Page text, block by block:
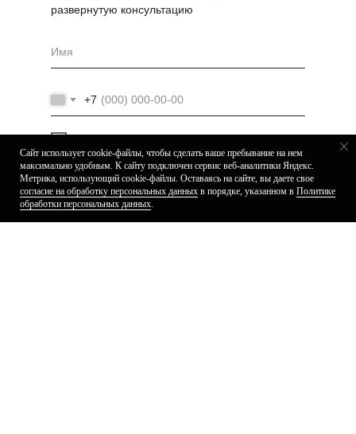
развернутую консультацию
+7
на обработкумоих персональных данных в порядке
и на условиях, указанных вПолитике обработки
персональных данных
Отправить
Быстро ответим в Telegram
Сайт использует cookie-файлы, чтобы сделать ваше пребывание на нем
максимально удобным. К cайту подключен сервис веб-аналитики Яндекс.
Метрика, использующий cookie-файлы. Оставаясь на сайте, вы даете свое
согласие на обработку персональных данных в порядке, указанном в П олитике
обработки персональных данных.